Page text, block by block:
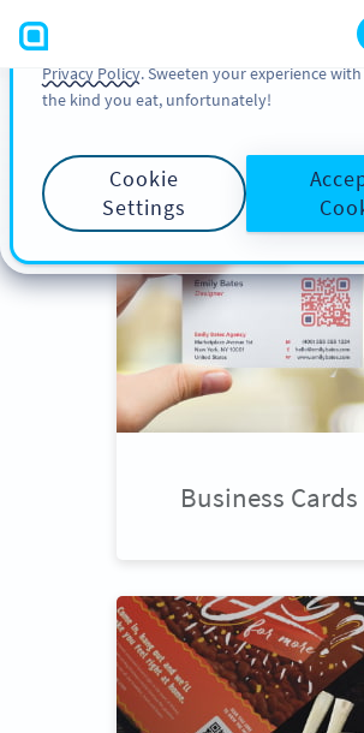
Scroll down
to see
cases
Business Cards
You can also find more information about
analytic activities and your rights in our
Privacy Policy. Sweeten your experience
the kind you eat, unfortunately!
Cookie
Settings